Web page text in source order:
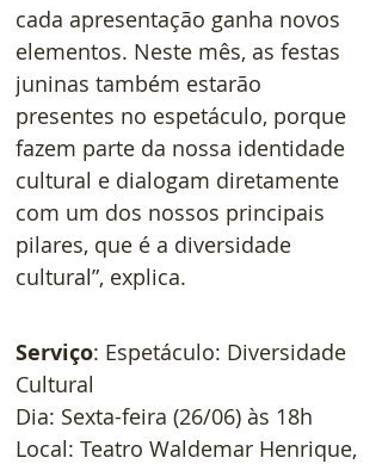
cada apresentação ganha novos
elementos. Neste mês, as festas
juninas também estarão
presentes no espetáculo, porque
fazem parte da nossa identidade
cultural e dialogam diretamente
com um dos nossos principais
pilares, que é a diversidade
cultural”, explica.
Serviço: Espetáculo: Diversidade
Cultural
Dia: Sexta-feira (26/06) às 18h
Local: Teatro Waldemar Henrique,